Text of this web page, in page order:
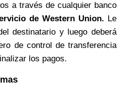
a través de cualquier banco
de Western Union. Le
destinatario y luego deberá
de control de transferencia
los pagos.